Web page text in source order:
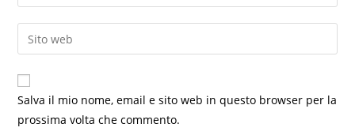
Salva il mio nome, email e sito web in questo browser per la
prossima volta che commento.